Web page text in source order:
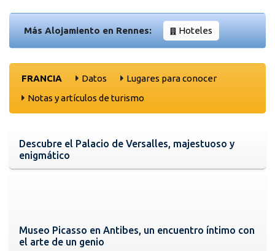
Más Alojamiento en Rennes: Hoteles
FRANCIA Datos
Lugares para conocer
Notas y artículos de turismo
Descubre el Palacio de Versalles, majestuoso y
enigmático
Museo Picasso en Antibes, un encuentro íntimo con
el arte de un genio